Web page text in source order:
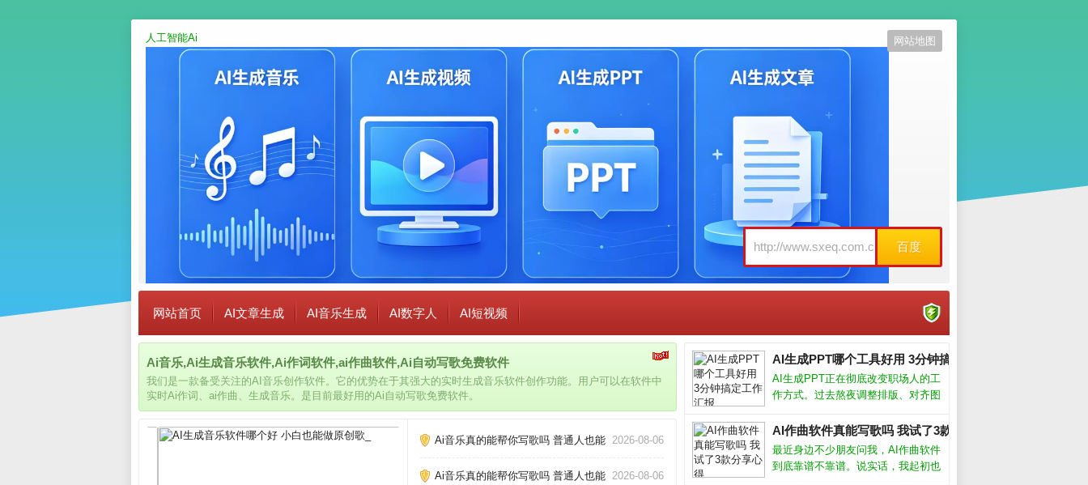
人工智能Ai
百度
网站地图
网站首页 AI文章生成 AI音乐生成 AI数字人 AI短视频
Ai音乐,Ai生成音乐软件,Ai作词软件,ai作曲软件,Ai自动写歌免费软件
我们是一款备受关注的AI音乐创作软件。它的优势在于其强大的实时生成音乐软件创作功能。用户可以在软件中
实时Ai作词、ai作曲、生成音乐。是目前最好用的Ai自动写歌免费软件。
Ai音乐真的能帮你写歌吗 普通人也能做的3个神器_
2026-08-06
Ai音乐真的能帮你写歌吗 普通人也能做的3个神器_
2026-08-06
AI生成PPT哪个工具好用 3分钟搞定工作汇报_
AI生成PPT正在彻底改变职场人的工
作方式。过去熬夜调整排版、对齐图
就能完成。从实际体验来看，这类工
具并非简单套模板，而是根据文字内
容自动生成逻辑清晰、设计专业的幻
AI作曲软件真能写歌吗 我试了3款分享心得_
最近身边不少朋友问我，AI作曲软件
到底靠谱不靠谱。说实话，我起初也